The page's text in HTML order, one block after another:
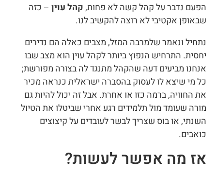
הפעם נדבר על קהל קשה לא פחות,קהל עוין – כזה
שבאופן אקטיבי לא רוצה להקשיב לנו.
נתחיל ונאמר שלמרבה המזל, מצבים כאלה הם נדירים
יחסית. התרחיש הנפוץ ביותר לקהל עוין הוא מצב שבו
אנחנו מביעים דעה שהקהל מתנגד לה בצורה מפורשת;
כל מי שיצא לו לעסוק בהסברה ישראלית כנראה מכיר
את החוויה, ברמה כזו או אחרת. אבל זה יכול להיות גם
מורה שעומד מול תלמידים רגע אחרי שביטלו את הטיול
השנתי, או בוס שצריך לבשר לעובדים על קיצוצים
כואבים.
אז מה אפשר לעשות?